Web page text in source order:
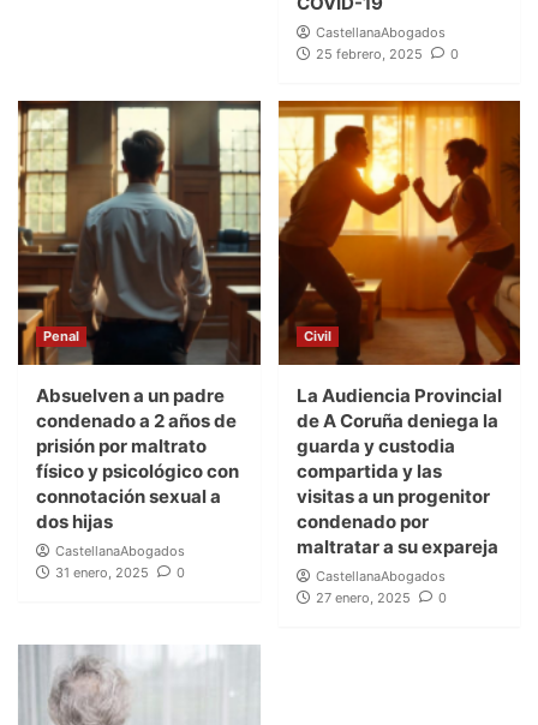
CastellanaAbogados
25 febrero, 2025
0
Penal
Absuelven a un padre
condenado a 2 años de
prisión por maltrato
físico y psicológico con
connotación sexual a
dos hijas
CastellanaAbogados
31 enero, 2025
0
Civil
La Audiencia Provincial
de A Coruña deniega la
guarda y custodia
compartida y las
visitas a un progenitor
condenado por
maltratar a su expareja
CastellanaAbogados
27 enero, 2025
0